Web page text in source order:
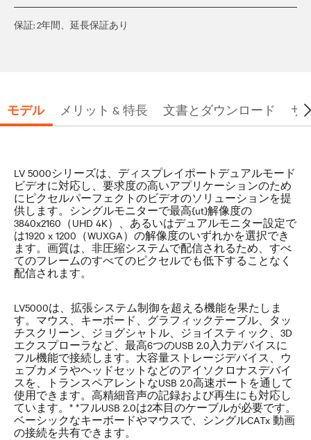
保証: 2年間、延長保証あり
モデル メリット & 特長 文書とダウンロード サ
LV 5000シリーズは、ディスプレイポートデュアルモード
ビデオに対応し、要求度の高いアプリケーションのため
にピクセルパーフェクトのビデオのソリューションを提
供します。シングルモニターで最高{ut}解像度の
3840x2160（UHD 4K）、あるいはデュアルモニター設定で
は1920 x 1200（WUXGA）の解像度のいずれかを選択でき
ます。画質は、非圧縮システムで配信されるため、すべ
てのフレームのすべてのピクセルでも低下することなく
配信されます。
LV5000は、拡張システム制御を超える機能を果たしま
す。マウス、キーボード、グラフィックテーブル、タッ
チスクリーン、ジョグシャトル、ジョイスティック、3D
エクスプローラなど、最高6つのUSB 2.0入力デバイスに
フル機能で接続します。大容量ストレージデバイス、ウ
ェブカメラやヘッドセットなどのアイソクロナスデバイ
スを、トランスペアレントなUSB 2.0高速ポートを通して
使用できます。高精細音声の記録および再生にも対応し
ています。* *フルUSB 2.0は2本目のケーブルが必要です。
ベーシックなキーボードやマウスで、シングルCATx 動画
の接続を共有できます。